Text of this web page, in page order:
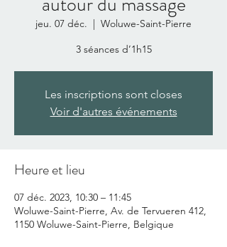
jeu. 07 déc.
  |
Woluwe-Saint-Pierre
3 séances d’1h15
Les inscriptions sont closes
Voir d'autres événements
Heure et lieu
07 déc. 2023, 10:30 – 11:45
Woluwe-Saint-Pierre, Av. de Tervueren 412,
1150 Woluwe-Saint-Pierre, Belgique